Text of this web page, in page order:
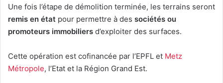
Une fois l’étape de démolition terminée, les terrains seront
remis en état pour permettre à des sociétés ou
promoteurs immobiliers d’exploiter des surfaces.
Cette opération est cofinancée par l’EPFL et Metz
Métropole, l’Etat et la Région Grand Est.